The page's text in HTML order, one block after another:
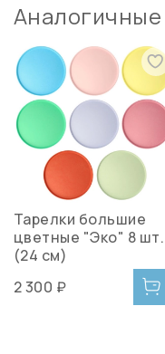
Тарелки большие
цветные "Эко" 8 шт.
(24 см)
2 300 ₽